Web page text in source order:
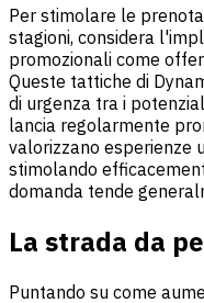
Per stimolare le
stagioni, considera
promozionali come
Queste tattiche di
di urgenza tra i
lancia regolarmente
valorizzano esperienze
stimolando
domanda tende
La strada da
Puntando su come